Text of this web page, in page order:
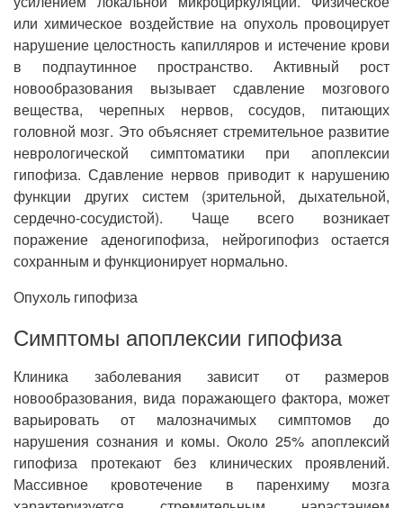
или химическое воздействие на опухоль провоцирует
нарушение целостность капилляров и истечение крови
в подпаутинное пространство. Активный рост
новообразования вызывает сдавление мозгового
вещества, черепных нервов, сосудов, питающих
головной мозг. Это объясняет стремительное развитие
неврологической симптоматики при апоплексии
гипофиза. Сдавление нервов приводит к нарушению
функции других систем (зрительной, дыхательной,
сердечно-сосудистой). Чаще всего возникает
поражение аденогипофиза, нейрогипофиз остается
сохранным и функционирует нормально.
Опухоль гипофиза
Симптомы апоплексии гипофиза
Клиника заболевания зависит от размеров
новообразования, вида поражающего фактора, может
варьировать от малозначимых симптомов до
нарушения сознания и комы. Около 25% апоплексий
гипофиза протекают без клинических проявлений.
Массивное кровотечение в паренхиму мозга